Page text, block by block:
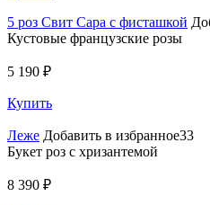
5 роз Свит Сара с фисташкой
Кустовые французские розы
5 190 ₽
Купить
Леже Добавить в избранное33
Букет роз с хризантемой
8 390 ₽